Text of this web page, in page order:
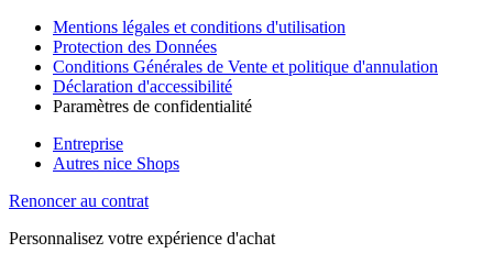
Mentions légales et conditions d'utilisation
Protection des Données
Conditions Générales de Vente et politique d'annulation
Déclaration d'accessibilité
Paramètres de confidentialité
Entreprise
Autres nice Shops
Renoncer au contrat
Personnalisez votre expérience d'achat